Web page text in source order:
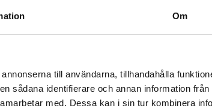
Om
till användarna, tillhandahålla
sådana identifierare och annan information från
med. Dessa kan i sin tur kombinera
AB
treatment & agriculture
Friday 8-17